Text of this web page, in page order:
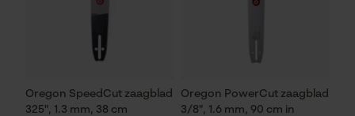
Oregon SpeedCut zaagblad
325", 1.3 mm, 38 cm
Oregon PowerCut zaagblad
3/8", 1.6 mm, 90 cm in